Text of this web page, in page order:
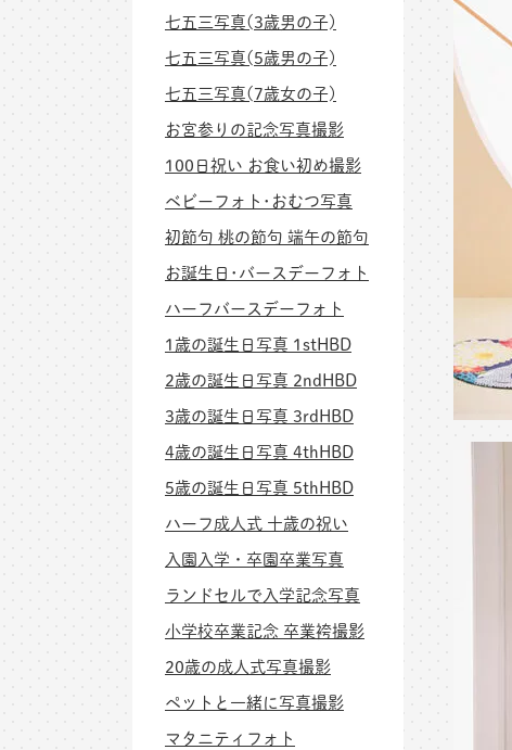
七五三写真(3歳男の子)
七五三写真(5歳男の子)
七五三写真(7歳女の子)
お宮参りの記念写真撮影
100日祝い お食い初め撮影
ベビーフォト･おむつ写真
初節句 桃の節句 端午の節句
お誕生日･バースデーフォト
ハーフバースデーフォト
1歳の誕生日写真 1stHBD
2歳の誕生日写真 2ndHBD
3歳の誕生日写真 3rdHBD
4歳の誕生日写真 4thHBD
5歳の誕生日写真 5thHBD
ハーフ成人式 十歳の祝い
入園入学・卒園卒業写真
ランドセルで入学記念写真
小学校卒業記念 卒業袴撮影
20歳の成人式写真撮影
ペットと一緒に写真撮影
マタニティフォト